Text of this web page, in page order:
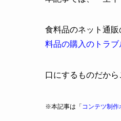
食料品のネット通
料品の購入のトラブ
口にするものだか
※本記事は「 コンテツ制作